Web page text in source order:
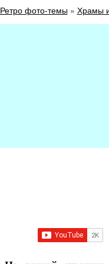
Ретро фото-темы» Храмы